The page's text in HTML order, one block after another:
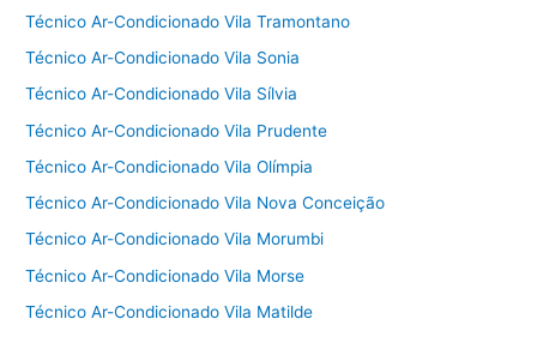
Técnico Ar-Condicionado Vila Tramontano
Técnico Ar-Condicionado Vila Sonia
Técnico Ar-Condicionado Vila Sílvia
Técnico Ar-Condicionado Vila Prudente
Técnico Ar-Condicionado Vila Olímpia
Técnico Ar-Condicionado Vila Nova Conceição
Técnico Ar-Condicionado Vila Morumbi
Técnico Ar-Condicionado Vila Morse
Técnico Ar-Condicionado Vila Matilde